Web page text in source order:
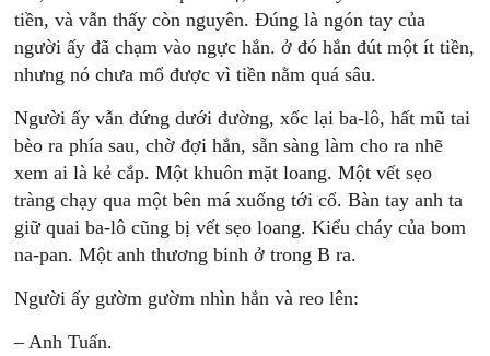
tiền, và vẫn thấy còn nguyên. Đúng là ngón tay của
người ấy đã chạm vào ngực hắn. ở đó hắn đút một ít tiền,
nhưng nó chưa mổ được vì tiền nằm quá sâu.
Người ấy vẫn đứng dưới đường, xốc lại ba-lô, hất mũ tai
bèo ra phía sau, chờ đợi hắn, sẵn sàng làm cho ra nhẽ
xem ai là kẻ cắp. Một khuôn mặt loang. Một vết sẹo
tràng chạy qua một bên má xuống tới cổ. Bàn tay anh ta
giữ quai ba-lô cũng bị vết sẹo loang. Kiểu cháy của bom
na-pan. Một anh thương binh ở trong B ra.
Người ấy gườm gườm nhìn hắn và reo lên:
– Anh Tuấn.